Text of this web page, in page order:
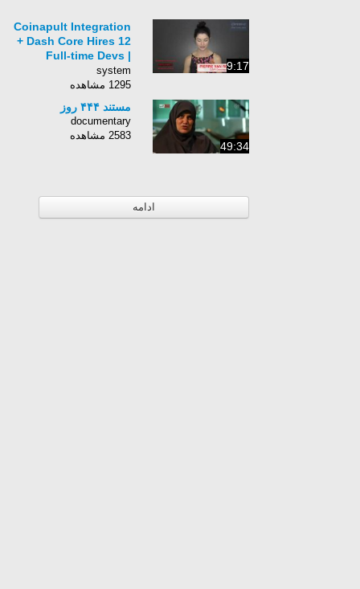
9:17
Coinapult Integration
+ Dash Core Hires 12
Full-time Devs |
DASH: Detailed
system
1295 مشاهده
49:34
مستند ۴۴۴ روز
documentary
2583 مشاهده
ادامه